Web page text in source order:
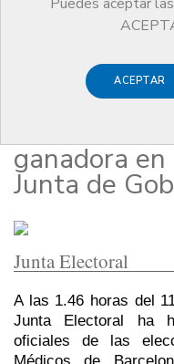
ACEPTAR
12 FEBRERO DE 2010
La
Vilardell ha
ganadora
Junta de
Junta Electoral
A las 1.46 horas del
Junta Electoral ha
oficiales de las
Médicos de